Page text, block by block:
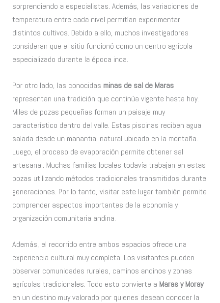
sorprendiendo a especialistas. Además, las variaciones de
temperatura entre cada nivel permitían experimentar
distintos cultivos. Debido a ello, muchos investigadores
consideran que el sitio funcionó como un centro agrícola
especializado durante la época inca.
Por otro lado, las conocidas minas de sal de Maras
representan una tradición que continúa vigente hasta hoy.
Miles de pozas pequeñas forman un paisaje muy
característico dentro del valle. Estas piscinas reciben agua
salada desde un manantial natural ubicado en la montaña.
Luego, el proceso de evaporación permite obtener sal
artesanal. Muchas familias locales todavía trabajan en estas
pozas utilizando métodos tradicionales transmitidos durante
generaciones. Por lo tanto, visitar este lugar también permite
comprender aspectos importantes de la economía y
organización comunitaria andina.
Además, el recorrido entre ambos espacios ofrece una
experiencia cultural muy completa. Los visitantes pueden
observar comunidades rurales, caminos andinos y zonas
agrícolas tradicionales. Todo esto convierte a Maras y Moray
en un destino muy valorado por quienes desean conocer la